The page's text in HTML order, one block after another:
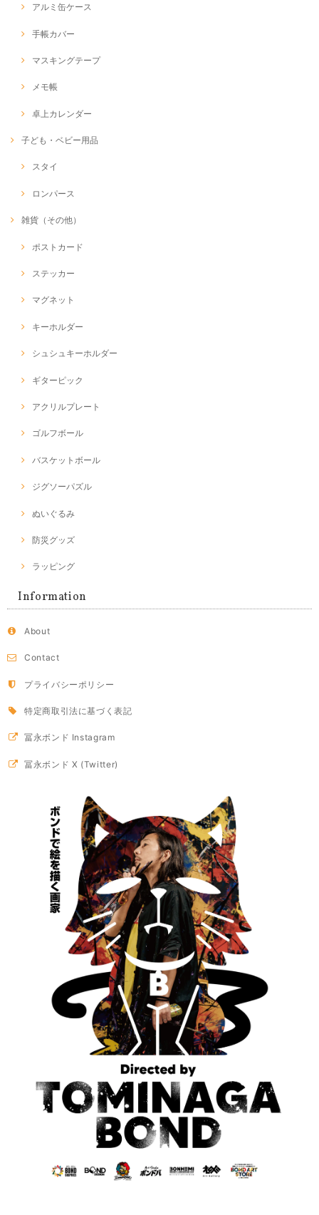
アルミ缶ケース
手帳カバー
マスキングテープ
メモ帳
卓上カレンダー
子ども・ベビー用品
スタイ
ロンパース
雑貨（その他）
ポストカード
ステッカー
マグネット
キーホルダー
シュシュキーホルダー
ギターピック
アクリルプレート
ゴルフボール
バスケットボール
ジグソーパズル
ぬいぐるみ
防災グッズ
ラッピング
Information
About
Contact
プライバシーポリシー
特定商取引法に基づく表記
冨永ボンド Instagram
冨永ボンド X (Twitter)